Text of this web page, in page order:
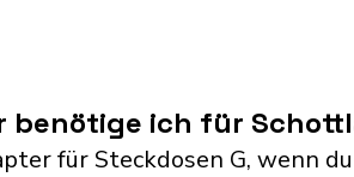
benötige ich für
für Steckdosen G, wenn